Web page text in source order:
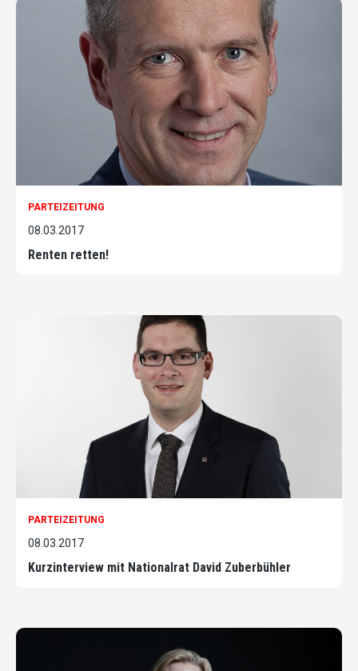
PARTEIZEITUNG
08.03.2017
Renten retten!
PARTEIZEITUNG
08.03.2017
Kurzinterview mit Nationalrat David Zuberbühler